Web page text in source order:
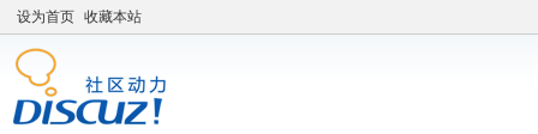
设为首页 收藏本站